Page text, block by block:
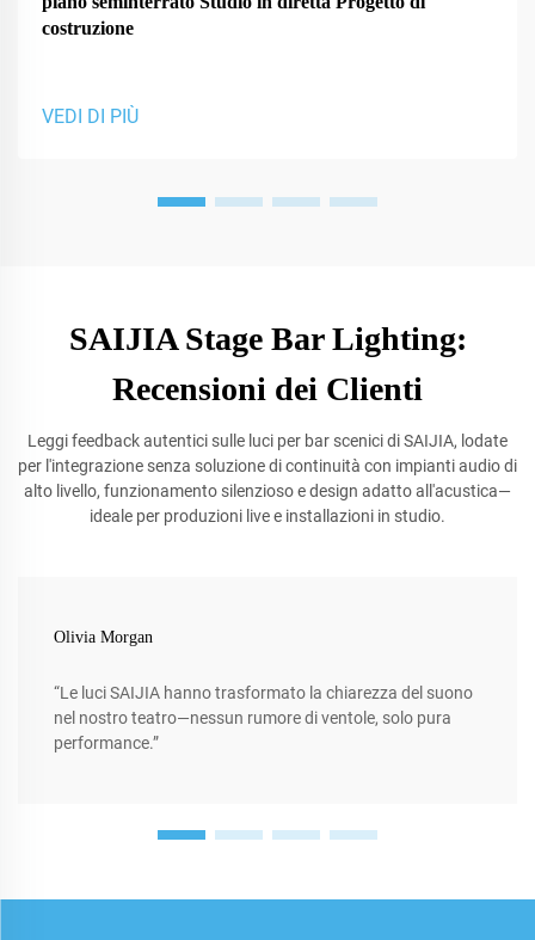
costruzione
VEDI DI PIÙ
SAIJIA Stage Bar Lighting:
Recensioni dei Clienti
Leggi feedback autentici sulle luci per bar scenici di SAIJIA, lodate
per l'integrazione senza soluzione di continuità con impianti audio di
alto livello, funzionamento silenzioso e design adatto all'acustica—
ideale per produzioni live e installazioni in studio.
Olivia Morgan
“Le luci SAIJIA hanno trasformato la chiarezza del suono
nel nostro teatro—nessun rumore di ventole, solo pura
performance.”